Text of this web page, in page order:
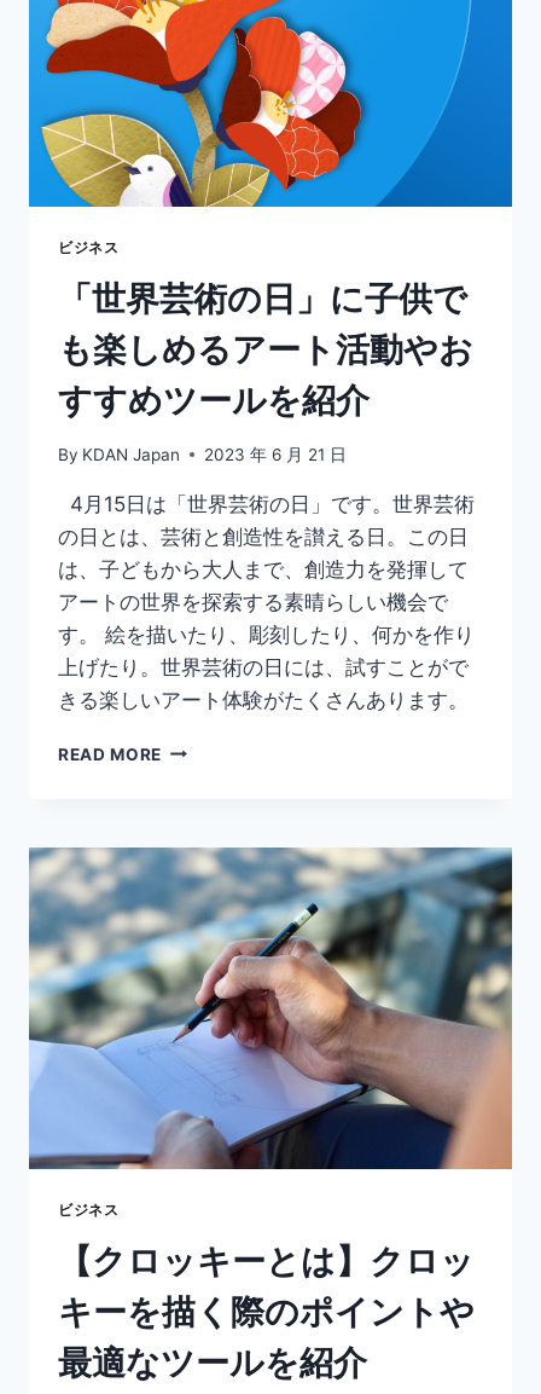
ョ
ン
制
作
行
う
た
ス
ト
ツ
ー
ル
20
ビジネス
「世界芸術の日」に子供で
も楽しめるアート活動やお
すすめツールを紹介
By KDAN Japan 2023 年 6 月 21 日
4月15日は「世界芸術の日」です。世界芸術
の日とは、芸術と創造性を讃える日。この日
は、子どもから大人まで、創造力を発揮して
アートの世界を探索する素晴らしい機会で
す。 絵を描いたり、彫刻したり、何かを作り
上げたり。世界芸術の日には、試すことがで
きる楽しいアート体験がたくさんあります。
READ MORE 「世
の
日」
子
供
で
も
楽
し
ア
ー
や
お
す
す
め
ツ
ビジネス
【クロッキーとは】クロッ
キーを描く際のポイントや
最適なツールを紹介